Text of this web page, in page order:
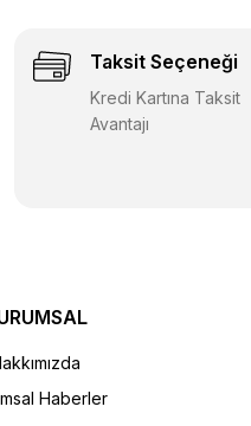
Taksit Seçeneği
Kredi Kartına Taksit
Avantajı
Haberler